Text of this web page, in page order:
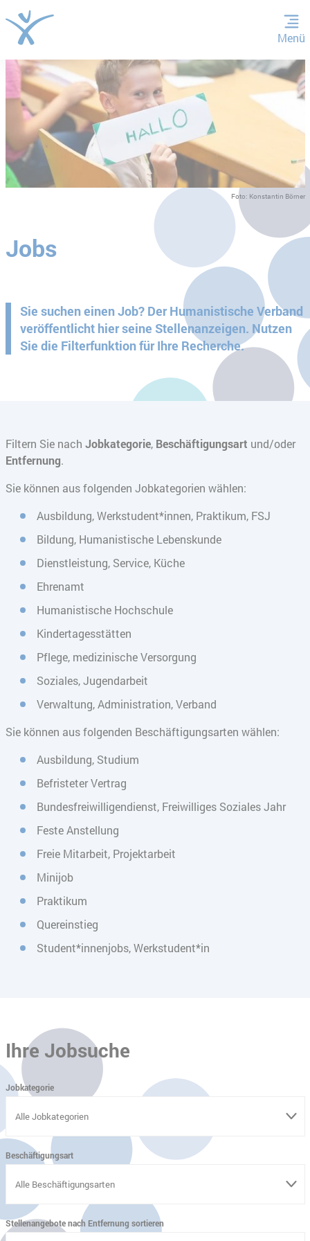
ZUM HAUPTINHALT SPRINGEN
ZUR SUCHE SPRINGEN
Menü
Foto: Konstantin Börner
Jobs
Sie suchen einen Job? Der Humanistische Verband
veröffentlicht hier seine Stellenanzeigen. Nutzen
Sie die Filterfunktion für Ihre Recherche.
Filtern Sie nach Jobkategorie, Beschäftigungsart und/oder
Entfernung.
Sie können aus folgenden Jobkategorien wählen:
Ausbildung, Werkstudent*innen, Praktikum, FSJ
Bildung, Humanistische Lebenskunde
Dienstleistung, Service, Küche
Ehrenamt
Humanistische Hochschule
Kindertagesstätten
Pflege, medizinische Versorgung
Soziales, Jugendarbeit
Verwaltung, Administration, Verband
Sie können aus folgenden Beschäftigungsarten wählen:
Ausbildung, Studium
Befristeter Vertrag
Bundesfreiwilligendienst, Freiwilliges Soziales Jahr
Feste Anstellung
Freie Mitarbeit, Projektarbeit
Minijob
Praktikum
Quereinstieg
Student*innenjobs, Werkstudent*in
Ihre Jobsuche
Jobkategorie
Beschäftigungsart
Stellenangebote nach Entfernung sortieren